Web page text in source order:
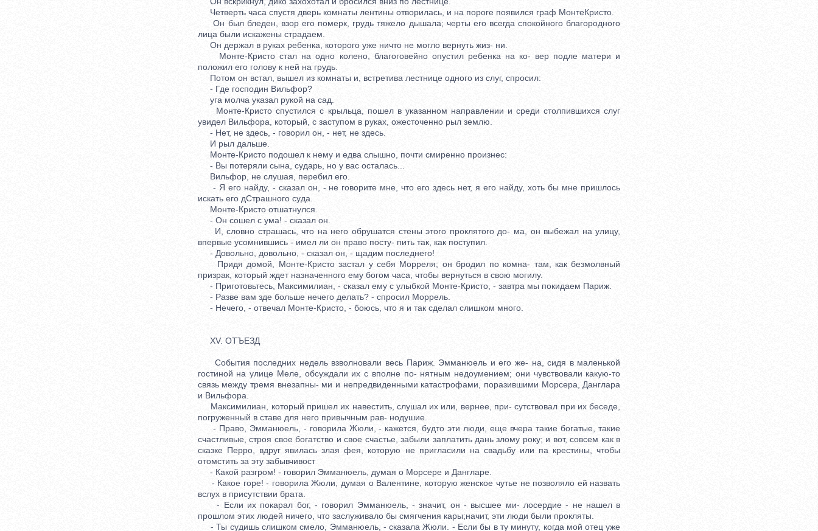
Четверть часа спустя дверь комнаты лентины отворилась, и на пороге появился граф МонтеКристо.
Он был бледен, взор его померк, грудь тяжело дышала; черты его всегда спокойного благородного
лица были искажены страдаем.
Он держал в руках ребенка, которого уже ничто не могло вернуть жиз- ни.
Монте-Кристо стал на одно колено, благоговейно опустил ребенка на ко- вер подле матери и
положил его голову к ней на грудь.
Потом он встал, вышел из комнаты и, встретива лестнице одного из слуг, спросил:
- Где господин Вильфор?
уга молча указал рукой на сад.
Монте-Кристо спустился с крыльца, пошел в указанном направлении и среди столпившихся слуг
увидел Вильфора, который, с заступом в руках, ожесточенно рыл землю.
- Нет, не здесь, - говорил он, - нет, не здесь.
И рыл дальше.
Монте-Кристо подошел к нему и едва слышно, почти смиренно произнес:
- Вы потеряли сына, сударь, но у вас осталась...
Вильфор, не слушая, перебил его.
- Я его найду, - сказал он, - не говорите мне, что его здесь нет, я его найду, хоть бы мне пришлось
искать его дСтрашного суда.
Монте-Кристо отшатнулся.
- Он сошел с ума! - сказал он.
И, словно страшась, что на него обрушатся стены этого проклятого до- ма, он выбежал на улицу,
впервые усомнившись - имел ли он право посту- пить так, как поступил.
- Довольно, довольно, - сказал он, - щадим последнего!
Придя домой, Монте-Кристо застал у себя Морреля; он бродил по комна- там, как безмолвный
призрак, который ждет назначенного ему богом часа, чтобы вернуться в свою могилу.
- Приготовьтесь, Максимилиан, - сказал ему с улыбкой Монте-Кристо, - завтра мы покидаем Париж.
- Разве вам зде больше нечего делать? - спросил Моррель.
- Нечего, - отвечал Монте-Кристо, - боюсь, что я и так сделал слишком много.
XV. ОТЪЕЗД
События последних недель взволновали весь Париж. Эмманюель и его же- на, сидя в маленькой
гостиной на улице Меле, обсуждали их с вполне по- нятным недоумением; они чувствовали какую-то
связь между тремя внезапны- ми и непредвиденными катастрофами, поразившими Морсера, Данглара
и Вильфора.
Максимилиан, который пришел их навестить, слушал их или, вернее, при- сутствовал при их беседе,
погруженный в ставе для него привычным рав- нодушие.
- Право, Эмманюель, - говорила Жюли, - кажется, будто эти люди, еще вчера такие богатые, такие
счастливые, строя свое богатство и свое счастье, забыли заплатить дань злому року; и вот, совсем как в
сказке Перро, вдруг явилась злая фея, которую не пригласили на свадьбу или па крестины, чтобы
отомстить за эту забывчивост
- Какой разгром! - говорил Эмманюель, думая о Морсере и Дангларе.
- Какое горе! - говорила Жюли, думая о Валентине, которую женское чутье не позволяло ей назвать
вслух в присутствии брата.
- Если их покарал бог, - говорил Эмманюель, - значит, он - высшее ми- лосердие - не нашел в
прошлом этих людей ничего, что заслуживало бы смягчения кары;начит, эти люди были прокляты.
- Ты судишь слишком смело, Эмманюель, - сказала Жюли. - Если бы в ту минуту, когда мой отец уже